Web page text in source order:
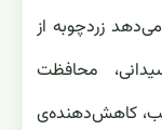
زردچوبه از
محافظت
کاهش‌دهنده‌ی